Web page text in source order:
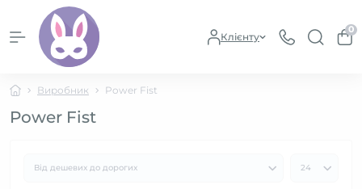
Клієнту
0
Виробник Power Fist
Power Fist